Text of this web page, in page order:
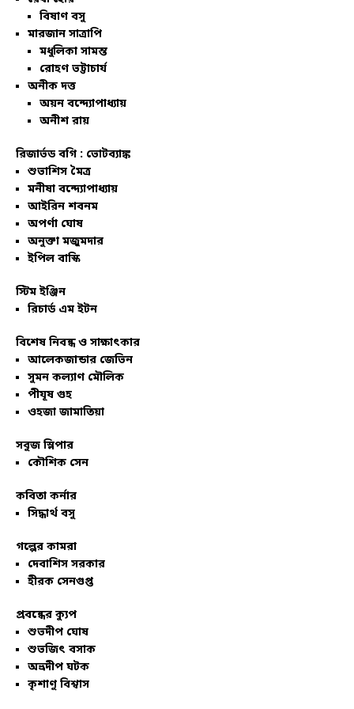
বিষাণ বসু
মারজান সাত্রাপি
মধুলিকা সামন্ত
রোহণ ভট্টাচার্য
অনীক দত্ত
অয়ন বন্দ্যোপাধ্যায়
অনীশ রায়
রিজার্ভড বগি : ভোটব্যাঙ্ক
শুভাশিস মৈত্র
মনীষা বন্দ্যোপাধ্যায়
আইরিন শবনম
অপর্ণা ঘোষ
অনুক্তা মজুমদার
ইপিল বাস্কি
স্টিম ইঞ্জিন
রিচার্ড এম ইটন
বিশেষ নিবন্ধ ও সাক্ষাৎকার
আলেকজান্ডার জেভিন
সুমন কল্যাণ মৌলিক
পীযূষ গুহ
ওহজা জামাতিয়া
সবুজ স্লিপার
কৌশিক সেন
কবিতা কর্নার
সিদ্ধার্থ বসু
গল্পের কামরা
দেবাশিস সরকার
হীরক সেনগুপ্ত
প্রবন্ধের ক্যুপ
শুভদীপ ঘোষ
শুভজিৎ বসাক
অভ্রদীপ ঘটক
কৃশাণু বিশ্বাস